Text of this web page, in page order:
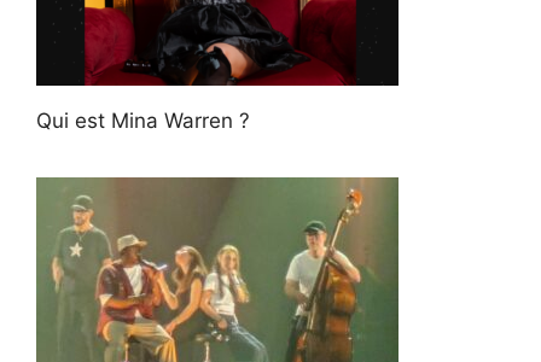
Qui est Mina Warren ?